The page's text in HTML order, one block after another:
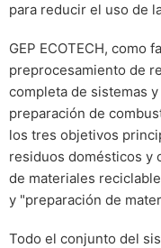
para reducir el uso de
GEP ECOTECH, como
preprocesamiento de
completa de sistemas
preparación de
los tres objetivos
residuos domésticos y
de materiales
y "preparación de
Todo el conjunto del